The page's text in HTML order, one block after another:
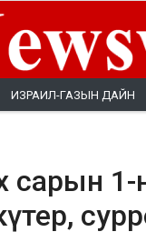
ИЗРАИЛ-ГАЗЫН ДАЙН
сарын